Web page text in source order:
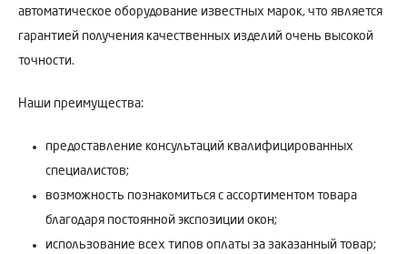
автоматическое оборудование известных марок, что является
гарантией получения качественных изделий очень высокой
точности.
Наши преимущества:
предоставление консультаций квалифицированных
специалистов;
возможность познакомиться с ассортиментом товара
благодаря постоянной экспозиции окон;
использование всех типов оплаты за заказанный товар;